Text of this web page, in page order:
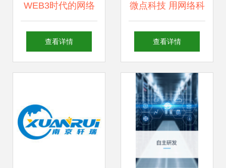
WEB3时代的网络
科技开发 青春派如
查看详情
微点科技 用网络科
技点亮义乌市场的
查看详情